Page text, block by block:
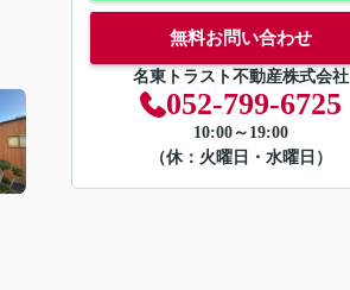
無料お問い合わせ
名東トラスト不動産株式会社
052-799-6725
10:00～19:00
（休：火曜日・水曜日）